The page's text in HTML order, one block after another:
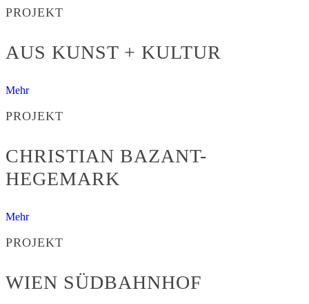
PROJEKT
AUS KUNST + KULTUR
Mehr
PROJEKT
CHRISTIAN BAZANT-
HEGEMARK
Mehr
PROJEKT
WIEN SÜDBAHNHOF